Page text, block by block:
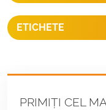
ETICHETE
PRIMIȚI CEL